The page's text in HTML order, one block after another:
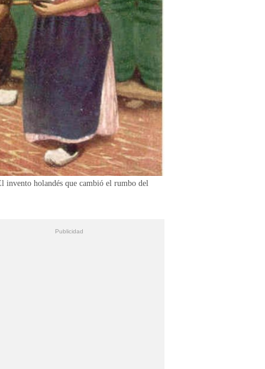
invento holandés que cambió el rumbo del